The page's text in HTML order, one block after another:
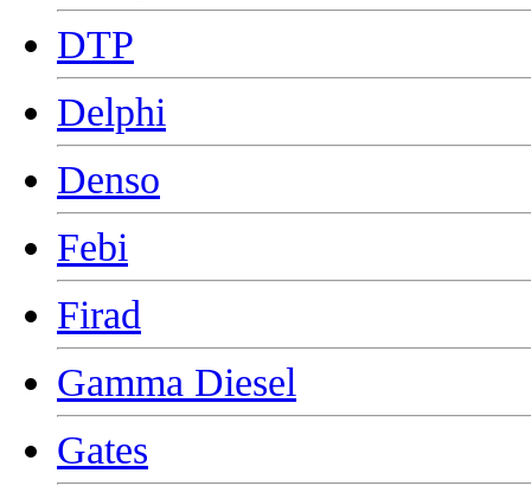
DTP
Delphi
Denso
Febi
Firad
Gamma Diesel
Gates